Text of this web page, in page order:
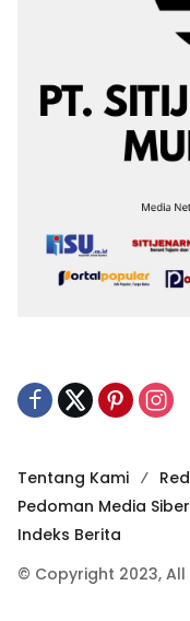
Tentang Kami
Pedoman Media Siber
Indeks Berita
© Copyright 2023, All